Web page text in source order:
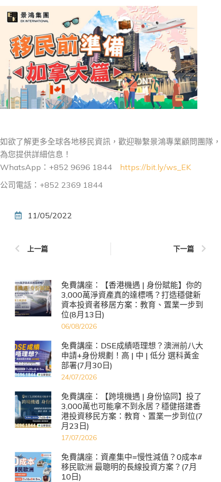
如欲了解更多全球各地移民資訊，歡迎聯繫景鴻專業顧問團隊，
為您提供詳細信息！
WhatsApp：+852 9696 1844 https://bit.ly/ws_EK
公司電話：+852 2369 1844
11/05/2022
上一篇 下一篇
免費講座：【香港機遇 | 身份賦能】你的
3,000萬淨資產真的達標嗎？打造穩健新
資本投資者移居方案：教育、置業一步到
位(8月13日)
06/08/2026
免費講座：DSE成績唔理想？澳洲前八大
申請+身份規劃！高 | 中 | 低分 選科黃金
部署(7月30日)
24/07/2026
免費講座：【跨境機遇 | 身份協同】投了
3,000萬也可能拿不到永居？穩健搭建香
港投資移民方案：教育、置業一步到位(7
月23日)
17/07/2026
免費講座：資產集中=慢性減值？0成本#
移民歐洲 最聰明的長線投資方案？(7月
10日)